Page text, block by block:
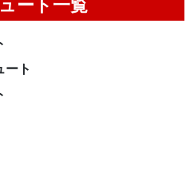
ート一覧
ート